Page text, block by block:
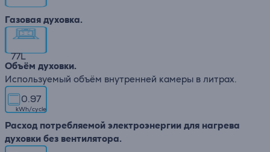
Газовая духовка.
77L
Объём духовки.
Используемый объём внутренней камеры в литрах.
0.97
kWh/cycle
Расход потребляемой электроэнергии для нагрева
духовки без вентилятора.